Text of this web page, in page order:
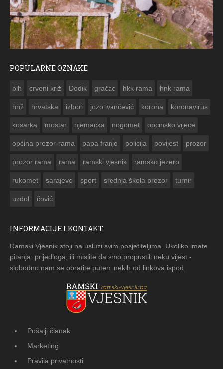
POPULARNE OZNAKE
bih crveni križ Dodik gračac hkk rama hnk rama
hnž hrvatska izbori jozo ivančević korona koronavirus
košarka mostar njemačka nogomet opcinsko vijeće
općina prozor-rama papa franjo policija povijest prozor
prozor rama rama ramski vjesnik ramsko jezero
rukomet sarajevo sport srednja škola prozor turnir
uzdol čović
INFORMACIJE I KONTAKT
Ramski Vjesnik stoji na usluzi svim posjetiteljima. Ukoliko imate
pitanja, prijedloga, ili mislite da smo propustili neku vijest -
slobodno nam se obratite putem nekih od linkova ispod.
Pošalji članak
Marketing
Pravila privatnosti